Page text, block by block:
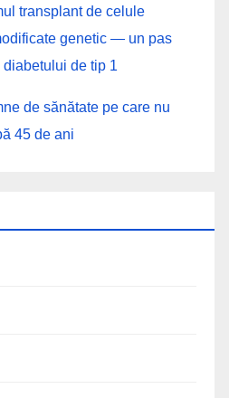
transplant de celule
genetic — un pas
de tip 1
de sănătate pe care nu
45 de ani